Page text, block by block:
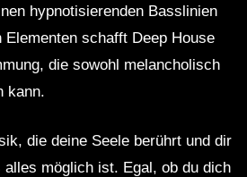
hypnotisierenden Basslinien
Elementen schafft Deep House
die sowohl melancholisch
kann.
die deine Seele berührt und dir
möglich ist. Egal, ob du dich